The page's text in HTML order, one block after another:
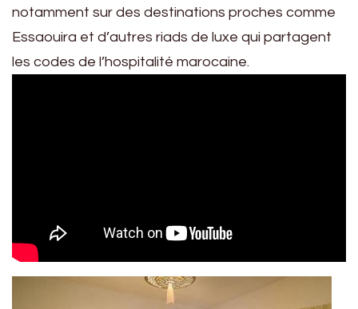
notamment sur des destinations proches comme
Essaouira et d’autres riads de luxe qui partagent
les codes de l’hospitalité marocaine.